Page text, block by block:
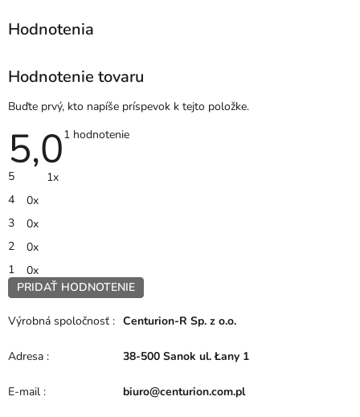
Hodnotenie tovaru
Buďte prvý, kto napíše príspevok k tejto položke.
5,0Priemerné
1 hodnotenie
5
1x
4
0x
3
0x
2
0x
1
0x
PRIDAŤ HODNOTENIE
V
ý
i
s
o
Výrobná spoločnosť : Centurion-R Sp. z o.o.
Adresa : 38-500 Sanok ul. Łany 1
E-mail : biuro@centurion.com.pl